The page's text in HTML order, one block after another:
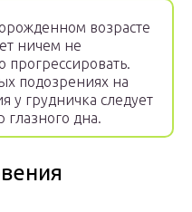
возрасте
ничем не
прогрессировать.
подозрениях на
у грудничка следует
глазного дна.